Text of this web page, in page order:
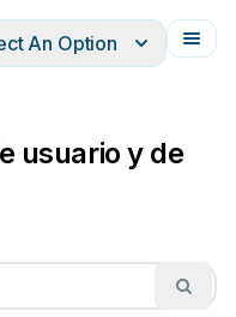
An Option
usuario y de